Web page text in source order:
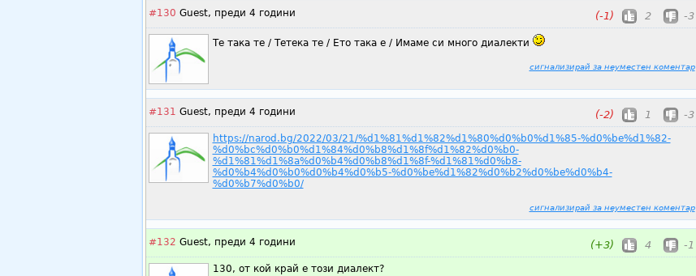
#130 Guest, преди 4 години (-1) 2 -3
Те така те / Тетека те / Ето така е / Имаме си много диалекти
сигнализирай за неуместен коментар
#131 Guest, преди 4 години (-2) 1 -3
https://narod.bg/2022/03/21/%d1%81%d1%82%d1%80%d0%b0%d1%85-%d0%be%d1%82-
%d0%bc%d0%b0%d1%84%d0%b8%d1%8f%d1%82%d0%b0-
%d1%81%d1%8a%d0%b4%d0%b8%d1%8f-%d1%81%d0%b8-
%d0%b4%d0%b0%d0%b4%d0%b5-%d0%be%d1%82%d0%b2%d0%be%d0%b4-
%d0%b7%d0%b0/
сигнализирай за неуместен коментар
#132 Guest, преди 4 години (+3) 4 -1
130, от кой край е този диалект?